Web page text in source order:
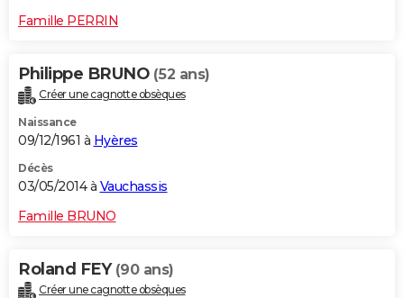
Famille PERRIN
Philippe BRUNO (52 ans)
Créer une cagnotte obsèques
Naissance
09/12/1961 à Hyères
Décès
03/05/2014 à Vauchassis
Famille BRUNO
Roland FEY (90 ans)
Créer une cagnotte obsèques